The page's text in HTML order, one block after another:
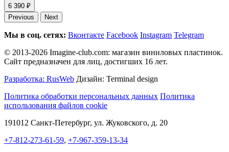
6 390 ₽
Previous
Next
Мы в соц. сетях: Вконтакте Facebook Instagram Telegram
© 2013-2026 Imagine-club.com: магазин виниловых пластинок.
Сайт предназначен для лиц, достигших 16 лет.
Разработка: RusWeb Дизайн: Terminal design
Политика обработки персональных данных Политика
использования файлов cookie
191012 Санкт-Петербург, ул. Жуковского, д. 20
+7-812-273-61-59, +7-967-359-13-34